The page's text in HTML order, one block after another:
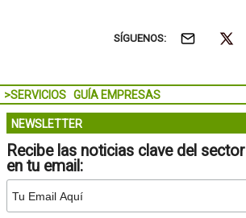
SÍGUENOS:
>SERVICIOS GUÍA EMPRESAS
NEWSLETTER
Recibe las noticias clave del sector
en tu email: